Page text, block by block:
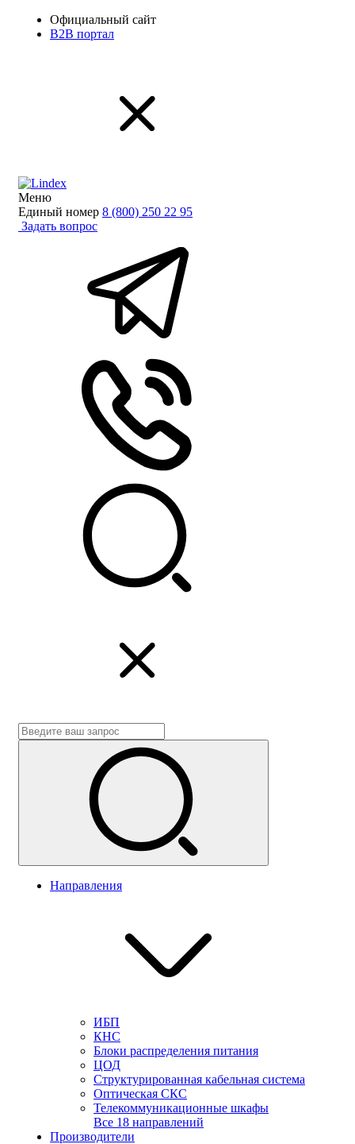
Официальный сайт
B2B портал
Меню
Единый номер 8 (800) 250 22 95
Задать вопрос
Направления
ИБП
КНС
Блоки распределения питания
ЦОД
Структурированная кабельная система
Оптическая СКС
Телекоммуникационные шкафы
Все 18 направлений
Производители